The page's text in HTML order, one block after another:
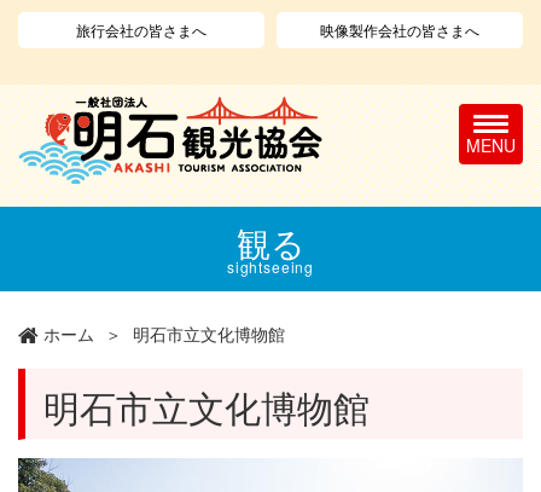
コ
旅行会社の皆さまへ 映像製作会社の皆さまへ
T
o
g
g
a
観る
sightseeing
ホーム 明石市立文化博物館
明石市立文化博物館